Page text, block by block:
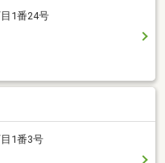
1番24号
1番3号